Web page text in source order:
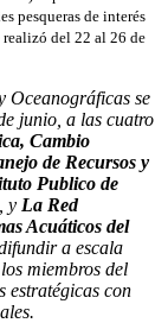
pesqueras de interés
realizó del 22 al 26 de
Oceanográficas se
junio, a las cuatro
Cambio
de Recursos y
Publico de
, y La Red
Acuáticos del
a escala
miembros del
estratégicas con